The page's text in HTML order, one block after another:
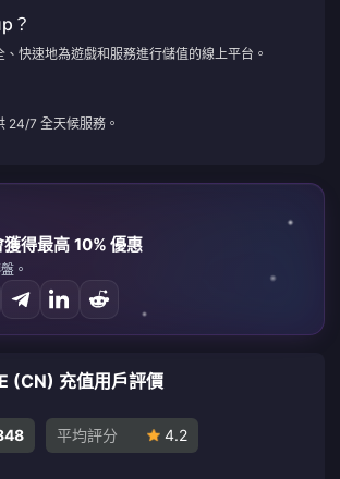
？
快速地為遊戲和服務進行儲值的線上平台。
24/7 全天候服務。
得最高 10% 優惠
。
(CN) 充值用戶評價
平均評分 4.2